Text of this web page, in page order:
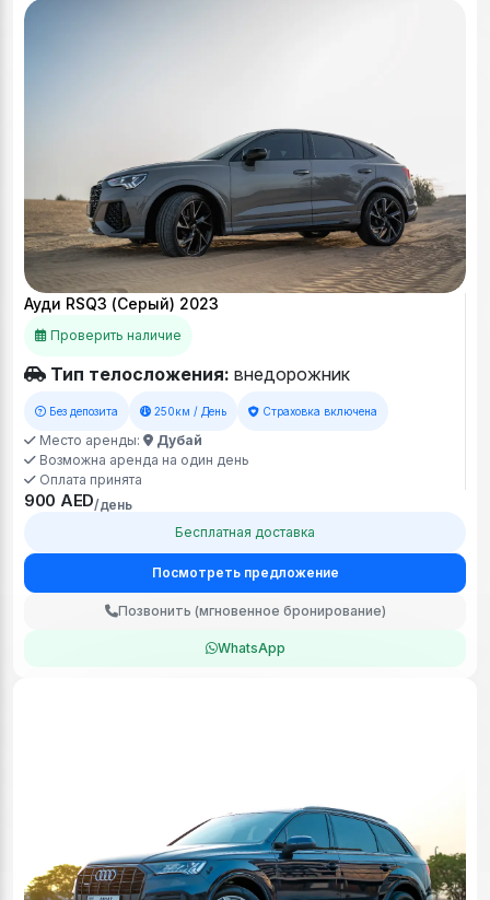
Ауди RSQ3 (Серый) 2023
Проверить наличие
Тип телосложения: внедорожник
Без депозита 250км / День Страховка включена
Место аренды:
Дубай
Возможна аренда на один день
Оплата принята
900 AED/день
Бесплатная доставка
Посмотреть предложение
Позвонить (мгновенное бронирование)
WhatsApp